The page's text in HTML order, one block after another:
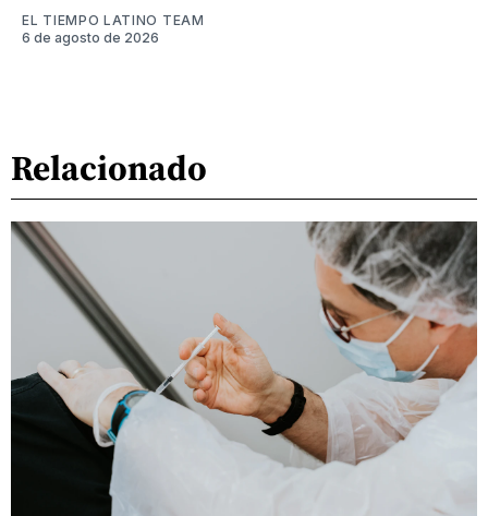
EL TIEMPO LATINO TEAM
6 de agosto de 2026
Relacionado